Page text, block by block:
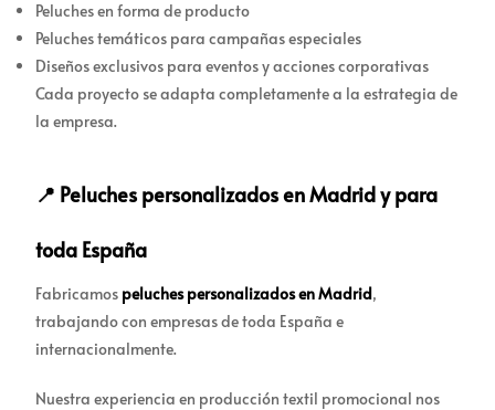
Peluches en forma de producto
Peluches temáticos para campañas especiales
Diseños exclusivos para eventos y acciones corporativas
Cada proyecto se adapta completamente a la estrategia de
la empresa.
📍 Peluches personalizados en Madrid y para
toda España
Fabricamos peluches personalizados en Madrid,
trabajando con empresas de toda España e
internacionalmente.
Nuestra experiencia en producción textil promocional nos